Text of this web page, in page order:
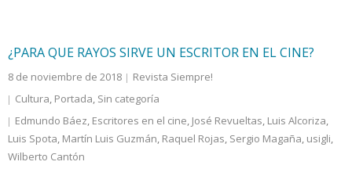
¿PARA QUE RAYOS SIRVE UN ESCRITOR EN EL CINE?
8 de noviembre de 2018
Revista Siempre!
Cultura, Portada, Sin categoría
Edmundo Báez, Escritores en el cine, José Revueltas, Luis Alcoriza,
Luis Spota, Martín Luis Guzmán, Raquel Rojas, Sergio Magaña, usigli,
Wilberto Cantón